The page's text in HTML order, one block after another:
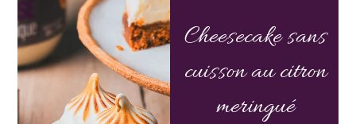
Cheesecake sans
cuisson au citron
meringué